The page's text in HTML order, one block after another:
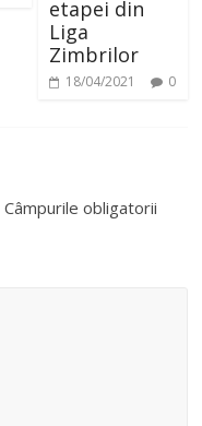
etapei din
Liga
Zimbrilor
18/04/2021 0
Câmpurile obligatorii